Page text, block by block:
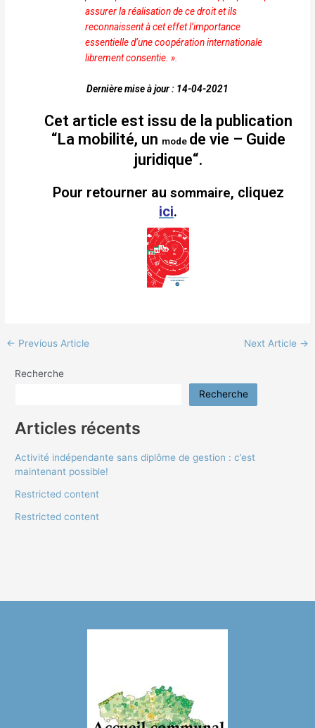
assurer la réalisation de cedroit et ils
reconnaissent à cet effet l’importance
essentielled’une coopération internationale
librement consentie. ».
Dernière mise à jour : 14-04-2021
Cet article est issu de la publication
“La mobilité, un mode de vie – Guide
juridique“.
Pour retourner au sommaire, cliquez
ici.
← Previous Article Next Article →
Recherche
Recherche
Articles récents
Activité indépendante sans diplôme de gestion : c’est
maintenant possible!
Restricted content
Restricted content